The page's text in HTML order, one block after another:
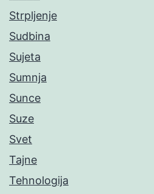
Strpljenje
Sudbina
Sujeta
Sumnja
Sunce
Suze
Svet
Tajne
Tehnologija